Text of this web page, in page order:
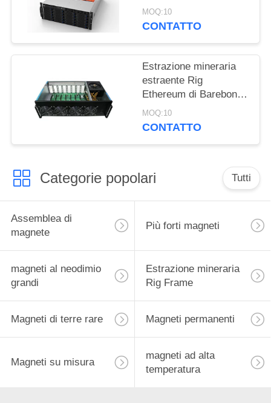
stoccaggio del telaio
del server della cassa
MOQ:10
CONTATTO
Estrazione mineraria
estraente Rig
Ethereum di Barebone
Bitcoin del server del
server 8GPU della
MOQ:10
CONTATTO
Categorie popolari Tutti
Assemblea di
magnete
Più forti magneti
magneti al neodimio
grandi
Estrazione mineraria
Rig Frame
Magneti di terre rare Magneti permanenti
Magneti su misura
magneti ad alta
temperatura